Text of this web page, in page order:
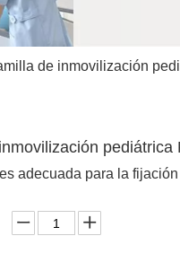
de inmovilización
pediátrica
adecuada para la